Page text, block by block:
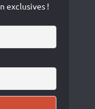
exclusives !